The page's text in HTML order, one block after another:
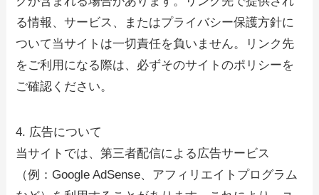
る情報、サービス、またはプライバシー保護方針に
ついて当サイトは一切責任を負いません。リンク先
をご利用になる際は、必ずそのサイトのポリシーを
ご確認ください。
4. 広告について
当サイトでは、第三者配信による広告サービス
（例：Google AdSense、アフィリエイトプログラム